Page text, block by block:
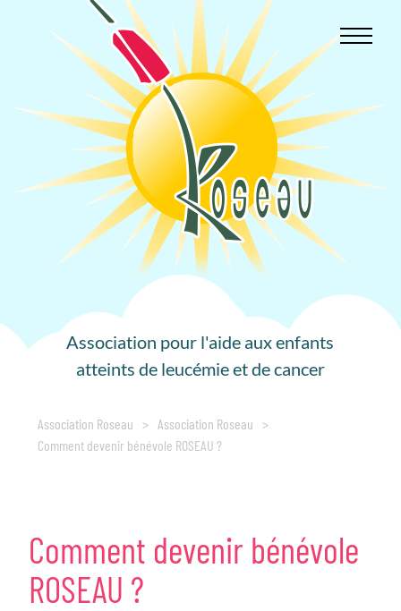
Association pour l'aide aux enfants
atteints de leucémie et de cancer
Association Roseau > Association Roseau >
Comment devenir bénévole ROSEAU ?
Comment devenir bénévole
ROSEAU ?